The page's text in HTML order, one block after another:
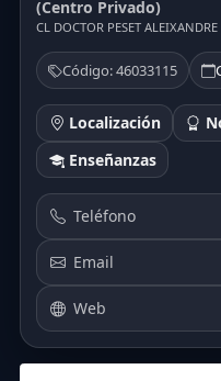
(Centro Privado)
CL DOCTOR PESET
Código: 46033115
Localización
Enseñanzas
Teléfono
Email
Web